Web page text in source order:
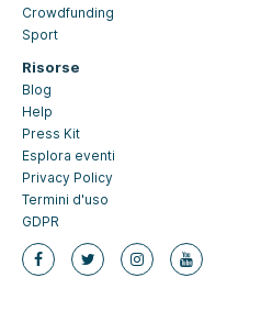
Crowdfunding
Sport
Risorse
Blog
Help
Press Kit
Esplora eventi
Privacy Policy
Termini d'uso
GDPR